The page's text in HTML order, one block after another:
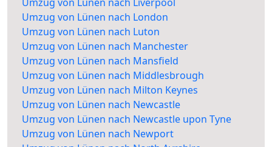
Umzug von Lünen nach London
Umzug von Lünen nach Luton
Umzug von Lünen nach Manchester
Umzug von Lünen nach Mansfield
Umzug von Lünen nach Middlesbrough
Umzug von Lünen nach Milton Keynes
Umzug von Lünen nach Newcastle
Umzug von Lünen nach Newcastle upon Tyne
Umzug von Lünen nach Newport